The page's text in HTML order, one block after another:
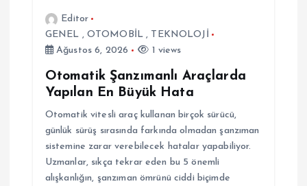
Editor
GENEL , OTOMOBİL , TEKNOLOJİ
Ağustos 6, 2026
1 views
Otomatik Şanzımanlı Araçlarda
Yapılan En Büyük Hata
Otomatik vitesli araç kullanan birçok sürücü,
günlük sürüş sırasında farkında olmadan şanzıman
sistemine zarar verebilecek hatalar yapabiliyor.
Uzmanlar, sıkça tekrar eden bu 5 önemli
alışkanlığın, şanzıman ömrünü ciddi biçimde